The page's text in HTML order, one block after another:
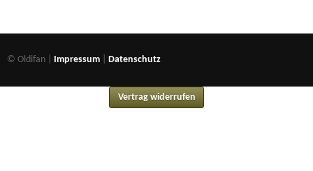
© Oldifan | Impressum Datenschutz
Vertrag widerrufen